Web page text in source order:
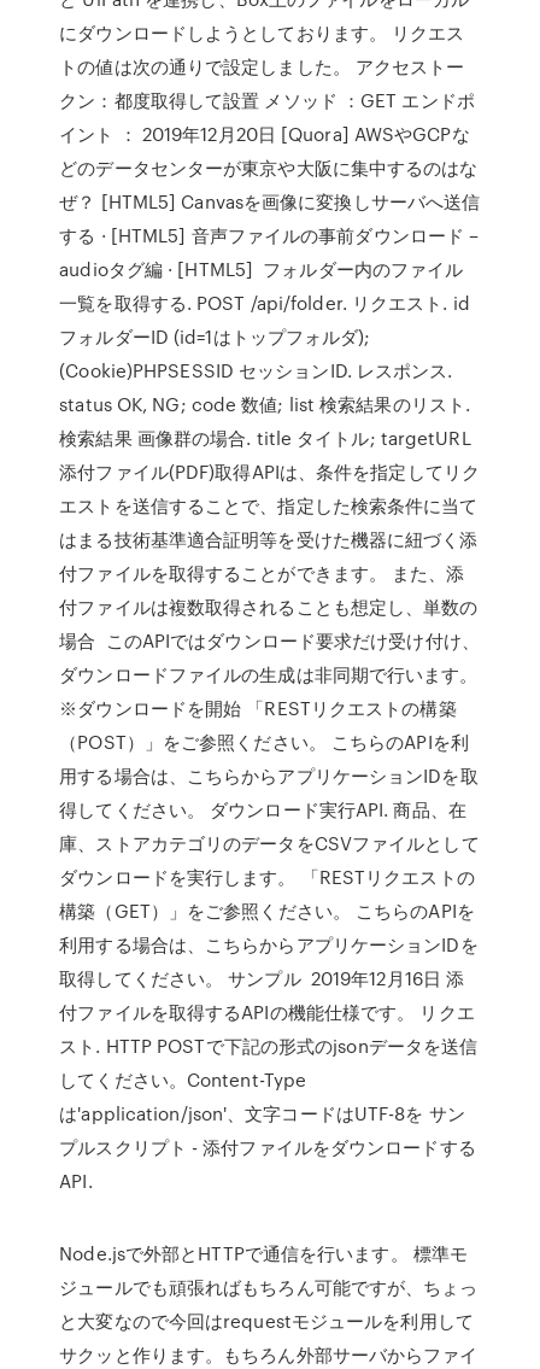
にダウンロードしようとしております。 リクエス
トの値は次の通りで設定しました。 アクセストー
クン：都度取得して設置 メソッド ：GET エンドポ
イント ： 2019年12月20日 [Quora] AWSやGCPな
どのデータセンターが東京や大阪に集中するのはな
ぜ？ [HTML5] Canvasを画像に変換しサーバへ送信
する · [HTML5] 音声ファイルの事前ダウンロード –
audioタグ編 · [HTML5] フォルダー内のファイル
一覧を取得する. POST /api/folder. リクエスト. id
フォルダーID (id=1はトップフォルダ);
(Cookie)PHPSESSID セッションID. レスポンス.
status OK, NG; code 数値; list 検索結果のリスト.
検索結果 画像群の場合. title タイトル; targetURL
添付ファイル(PDF)取得APIは、条件を指定してリク
エストを送信することで、指定した検索条件に当て
はまる技術基準適合証明等を受けた機器に紐づく添
付ファイルを取得することができます。 また、添
付ファイルは複数取得されることも想定し、単数の
場合 このAPIではダウンロード要求だけ受け付け、
ダウンロードファイルの生成は非同期で行います。
※ダウンロードを開始 「RESTリクエストの構築
（POST）」をご参照ください。 こちらのAPIを利
用する場合は、こちらからアプリケーションIDを取
得してください。 ダウンロード実行API. 商品、在
庫、ストアカテゴリのデータをCSVファイルとして
ダウンロードを実行します。 「RESTリクエストの
構築（GET）」をご参照ください。 こちらのAPIを
利用する場合は、こちらからアプリケーションIDを
取得してください。 サンプル 2019年12月16日 添
付ファイルを取得するAPIの機能仕様です。 リクエ
スト. HTTP POSTで下記の形式のjsonデータを送信
してください。Content-Type
は'application/json'、文字コードはUTF-8を サン
プルスクリプト - 添付ファイルをダウンロードする
API.
Node.jsで外部とHTTPで通信を行います。 標準モ
ジュールでも頑張ればもちろん可能ですが、ちょっ
と大変なので今回はrequestモジュールを利用して
サクッと作ります。もちろん外部サーバからファイ